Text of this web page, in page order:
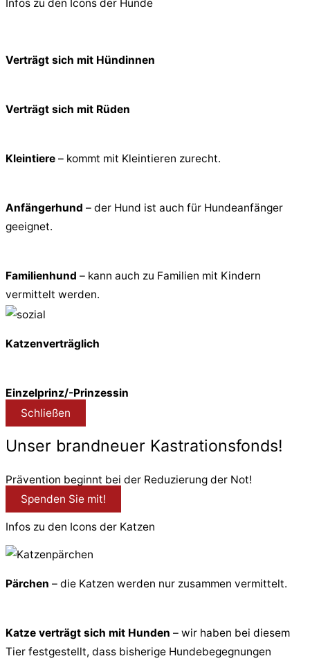
Infos zu den Icons der Hunde
Verträgt sich mit Hündinnen
Verträgt sich mit Rüden
Kleintiere – kommt mit Kleintieren zurecht.
Anfängerhund – der Hund ist auch für Hundeanfänger
geeignet.
Familienhund – kann auch zu Familien mit Kindern
vermittelt werden.
Katzenverträglich
Einzelprinz/-Prinzessin
Schließen
Unser brandneuer Kastrationsfonds!
Prävention beginnt bei der Reduzierung der Not!
Spenden Sie mit!
Infos zu den Icons der Katzen
Pärchen – die Katzen werden nur zusammen vermittelt.
Katze verträgt sich mit Hunden – wir haben bei diesem
Tier festgestellt, dass bisherige Hundebegegnungen